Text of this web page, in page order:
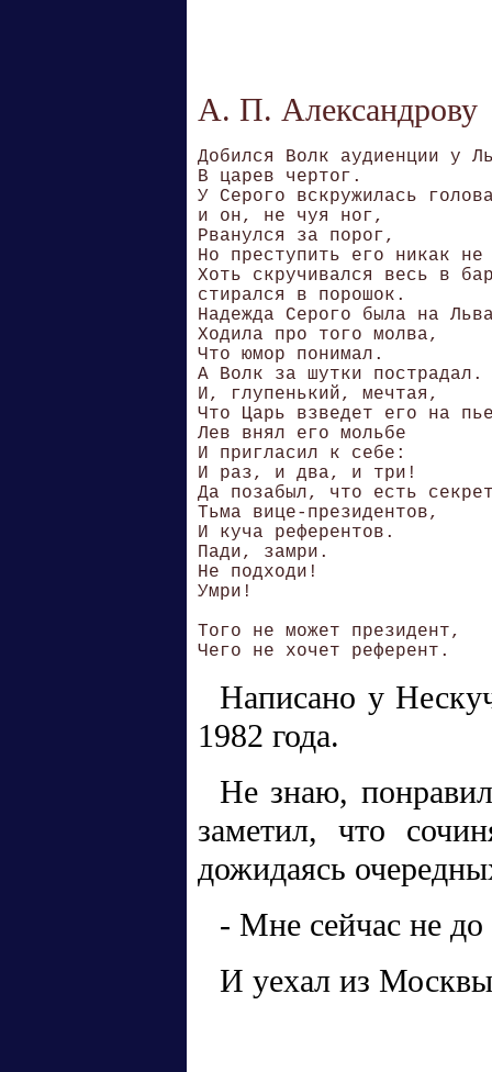
А. П. Александрову
Добился Волк аудиенции у
В царев чертог.
У Серого вскружилась
и он, не чуя ног,
Рванулся за порог,
Но преступить его никак
Хоть скручивался весь в
стирался в порошок.
Надежда Серого была на
Ходила про того молва,
Что юмор понимал.
А Волк за шутки пострадал.
И, глупенький, мечтая,
Что Царь взведет его на
Лев внял его мольбе
И пригласил к себе:
И раз, и два, и три!
Да позабыл, что есть
Тьма вице-президентов,
И куча референтов.
Пади, замри.
Не подходи!
Умри!
Того не может президент,
Написано у
1982 года.
Не знаю,
заметил, что
дожидаясь
- Мне сейчас не
И уехал из